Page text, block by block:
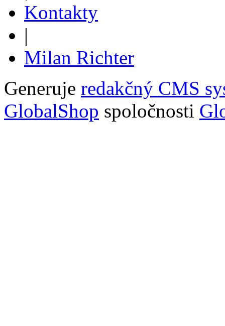
Kontakty
|
Milan Richter
Generuje redakčný CMS
GlobalShop spoločnosti